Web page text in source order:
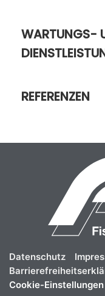
WARTUNGS-
REFERENZEN
Datenschutz
Cookie-Einstellungen